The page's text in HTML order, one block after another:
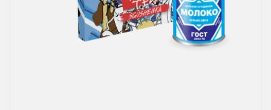
Жидкости для электронных сигарет
Подарочные наборы